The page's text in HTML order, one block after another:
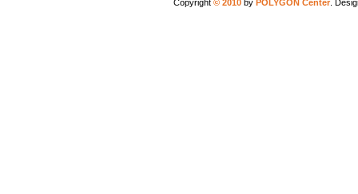
Copyright © 2010 by POLYGON Center .